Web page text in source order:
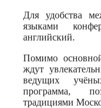
Для удобства
языками
английский.
Помимо
ждут
ведущих
программа,
традициями